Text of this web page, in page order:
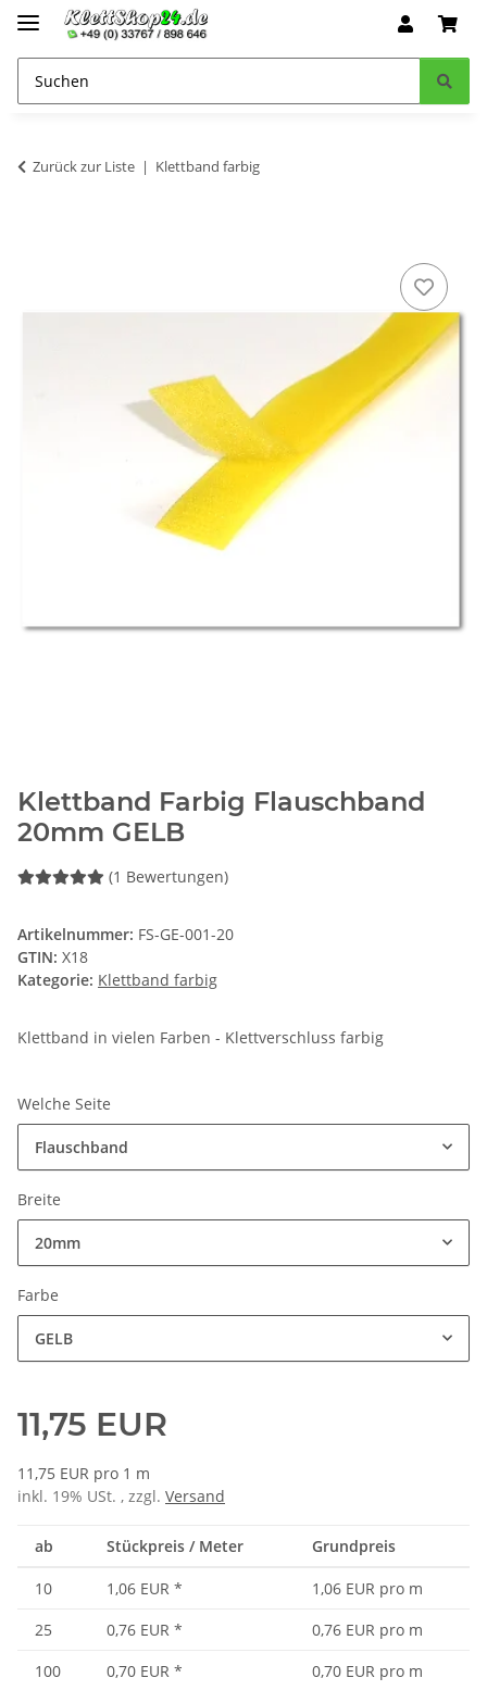
Zurück zur Liste Klettband farbig
Klettband Farbig Flauschband
20mm GELB
(1 Bewertungen)
Artikelnummer: FS-GE-001-20
GTIN: X18
Kategorie: Klettband farbig
Klettband in vielen Farben - Klettverschluss farbig
Welche Seite
Flauschband
Breite
20mm
Farbe
GELB
11,75 EUR
11,75 EUR pro 1 m
inkl. 19% USt. , zzgl. Versand
ab Stückpreis / Meter Grundpreis
10 1,06 EUR *
1,06 EUR pro m
25
0,76 EUR *
0,76 EUR pro m
100
0,70 EUR * 0,70 EUR pro m